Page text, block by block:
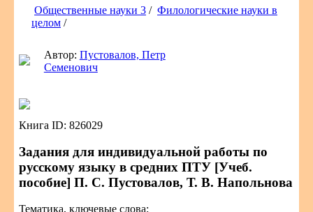
Общественные науки 3 / Филологические науки в
целом /
Автор: Пустовалов, Петр
Семенович
Книга ID: 826029
Задания для индивидуальной работы по
русскому языку в средних ПТУ [Учеб.
пособие] П. С. Пустовалов, Т. В. Напольнова
Тематика, ключевые слова: